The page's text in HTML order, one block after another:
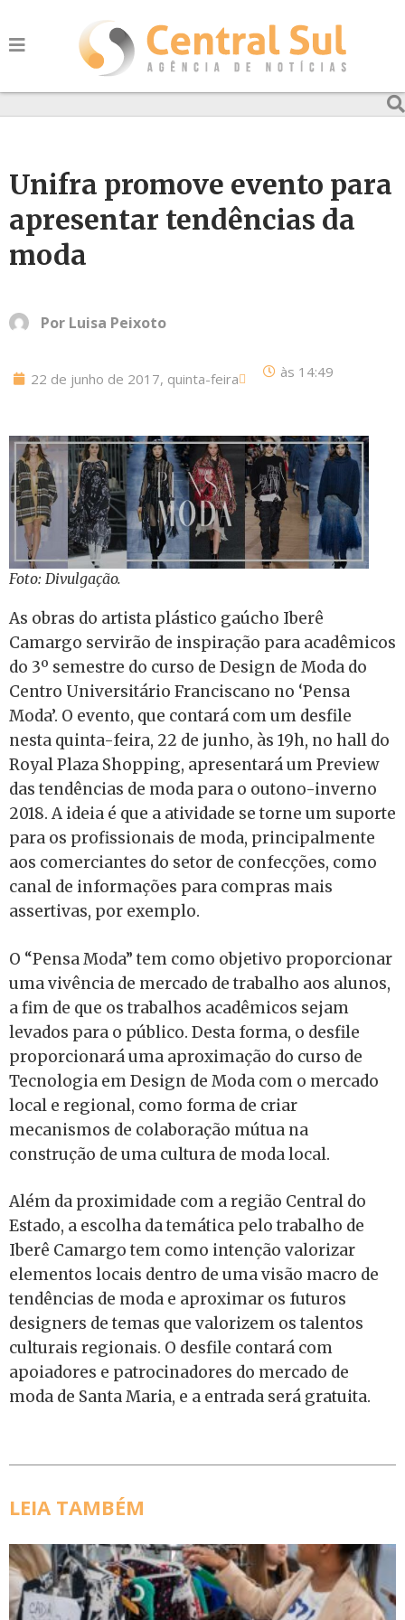
Unifra promove evento para
apresentar tendências da
moda
Por Luisa Peixoto
22 de junho de 2017, quinta-feira às 14:49
Foto: Divulgação.
As obras do artista plástico gaúcho Iberê
Camargo servirão de inspiração para acadêmicos
do 3º semestre do curso de Design de Moda do
Centro Universitário Franciscano no ‘Pensa
Moda’. O evento, que contará com um desfile
nesta quinta-feira, 22 de junho, às 19h, no hall do
Royal Plaza Shopping, apresentará um Preview
das tendências de moda para o outono-inverno
2018. A ideia é que a atividade se torne um suporte
para os profissionais de moda, principalmente
aos comerciantes do setor de confecções, como
canal de informações para compras mais
assertivas, por exemplo.
O “Pensa Moda” tem como objetivo proporcionar
uma vivência de mercado de trabalho aos alunos,
a fim de que os trabalhos acadêmicos sejam
levados para o público. Desta forma, o desfile
proporcionará uma aproximação do curso de
Tecnologia em Design de Moda com o mercado
local e regional, como forma de criar
mecanismos de colaboração mútua na
construção de uma cultura de moda local.
Além da proximidade com a região Central do
Estado, a escolha da temática pelo trabalho de
Iberê Camargo tem como intenção valorizar
elementos locais dentro de uma visão macro de
tendências de moda e aproximar os futuros
designers de temas que valorizem os talentos
culturais regionais. O desfile contará com
apoiadores e patrocinadores do mercado de
moda de Santa Maria, e a entrada será gratuita.
LEIA TAMBÉM